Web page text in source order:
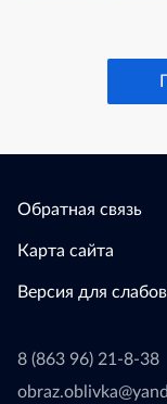
Обратная связь
Карта сайта
Версия для
8 (863 96) 21-8-38